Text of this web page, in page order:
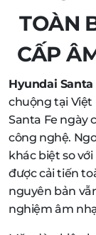
TOÀN
CẤP
Hyundai Santa
chuộng tại Việt
Santa Fe ngày
công nghệ.
khác biệt so
được cải tiến
nguyên bản
nghiệm âm